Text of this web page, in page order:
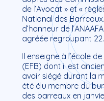
de l’Avocat » et «
National des
d’honneur de
agréée regroupant
Il enseigne à l’école
(EFB) dont il est
avoir siégé durant la
été élu membre du
des barreaux en